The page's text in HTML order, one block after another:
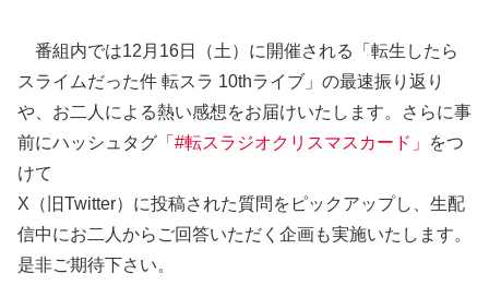
番組内では12月16日（土）に開催される「転生したら
スライムだった件 転スラ 10thライブ」の最速振り返り
や、お二人による熱い感想をお届けいたします。さらに事
前にハッシュタグ 「 #転スラジオクリスマスカード 」
をつ
けて
X（旧Twitter）に投稿された質問をピックアップし、生配
信中にお二人からご回答いただく企画も実施いたします。
是非ご期待下さい。